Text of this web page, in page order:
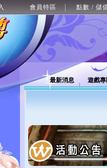
會員特區 點數 / 儲
最新消息 遊戲